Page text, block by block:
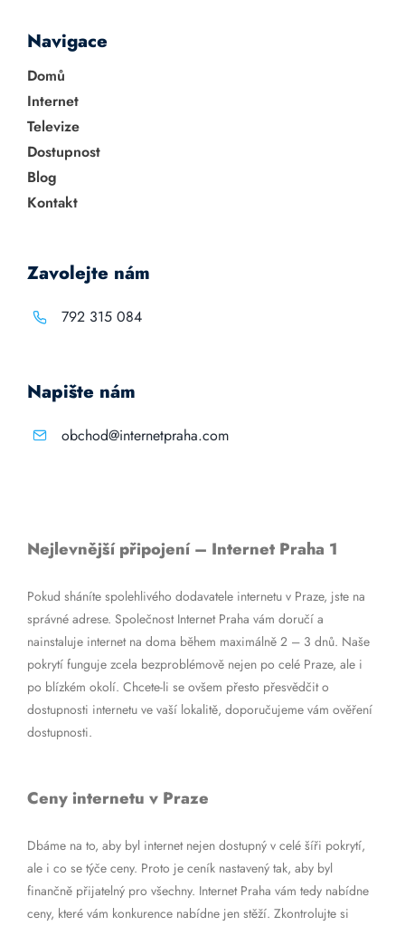
Navigace
Domů
Internet
Televize
Dostupnost
Blog
Kontakt
Zavolejte nám
792 315 084
Napište nám
obchod@internetpraha.com
Nejlevnější připojení – Internet Praha 1
Pokud sháníte spolehlivého dodavatele internetu v Praze, jste na
správné adrese. Společnost Internet Praha vám doručí a
nainstaluje internet na doma během maximálně 2 – 3 dnů. Naše
pokrytí funguje zcela bezproblémově nejen po celé Praze, ale i
po blízkém okolí. Chcete-li se ovšem přesto přesvědčit o
dostupnosti internetu ve vaší lokalitě, doporučujeme vám ověření
dostupnosti.
Ceny internetu v Praze
Dbáme na to, aby byl internet nejen dostupný v celé šíři pokrytí,
ale i co se týče ceny. Proto je ceník nastavený tak, aby byl
finančně přijatelný pro všechny. Internet Praha vám tedy nabídne
ceny, které vám konkurence nabídne jen stěží. Zkontrolujte si